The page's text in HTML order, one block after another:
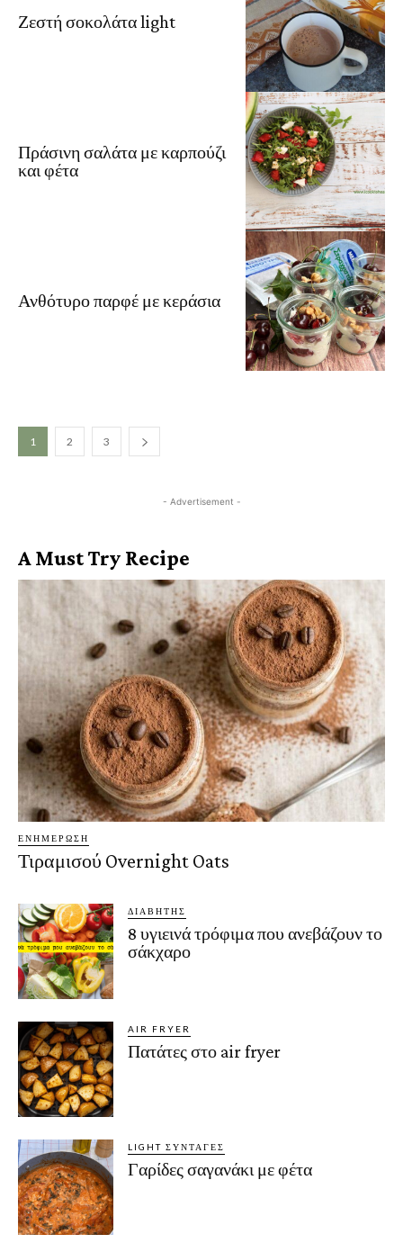
Ζεστή σοκολάτα light
Πράσινη σαλάτα με καρπούζι
και φέτα
Ανθότυρο παρφέ με κεράσια
1 2 3
- Advertisement -
A Must Try Recipe
ΕΝΗΜΈΡΩΣΗ
Τιραμισού Overnight Oats
ΔΙΑΒΉΤΗΣ
8 υγιεινά τρόφιμα που ανεβάζουν το
σάκχαρο
AIR FRYER
Πατάτες στο air fryer
LIGHT ΣΥΝΤΑΓΈΣ
Γαρίδες σαγανάκι με φέτα